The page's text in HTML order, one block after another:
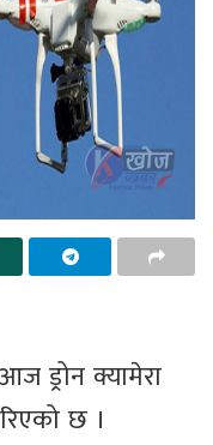
ड्रोन क्यामेरा
छ ।